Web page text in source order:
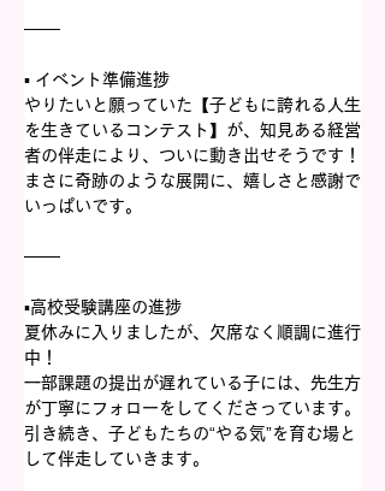
───
▪️ イベント準備進捗
やりたいと願っていた【子どもに誇れる人生
を生きているコンテスト】が、知見ある経営
者の伴走により、ついに動き出せそうです！
まさに奇跡のような展開に、嬉しさと感謝で
いっぱいです。
───
▪️高校受験講座の進捗
夏休みに入りましたが、欠席なく順調に進行
中！
一部課題の提出が遅れている子には、先生方
が丁寧にフォローをしてくださっています。
引き続き、子どもたちの“やる気”を育む場と
して伴走していきます。